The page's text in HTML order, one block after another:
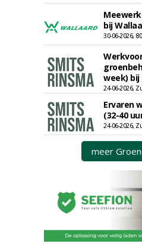
bij
30-06-2026,
week) bij
24-06-2026,
Ervaren
(32-40
24-06-2026,
meer